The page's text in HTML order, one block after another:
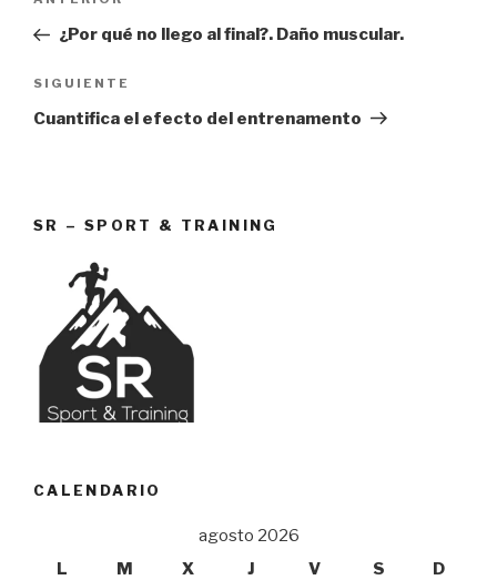
entradas
anterior:
¿Por qué no llego al final?. Daño muscular.
Siguiente
entrada
SIGUIENTE
Cuantifica el efecto del entrenamento
SR – SPORT & TRAINING
CALENDARIO
agosto 2026
L
M X J V S D